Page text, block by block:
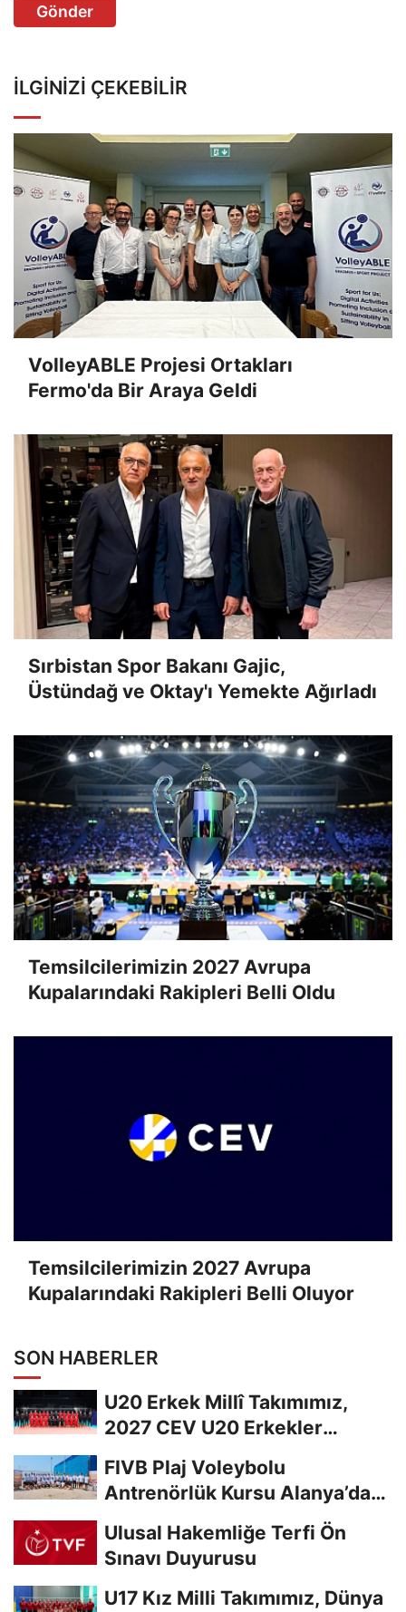
Gönder
İLGINIZI ÇEKEBILIR
VolleyABLE Projesi Ortakları
Fermo'da Bir Araya Geldi
Sırbistan Spor Bakanı Gajic,
Üstündağ ve Oktay'ı Yemekte Ağırladı
Temsilcilerimizin 2027 Avrupa
Kupalarındaki Rakipleri Belli Oldu
Temsilcilerimizin 2027 Avrupa
Kupalarındaki Rakipleri Belli Oluyor
SON HABERLER
U20 Erkek Millî Takımımız,
2027 CEV U20 Erkekler
FIVB Plaj Voleybolu
Antrenörlük Kursu Alanya’da
Ulusal Hakemliğe Terfi Ön
Sınavı Duyurusu
U17 Kız Milli Takımımız, Dünya